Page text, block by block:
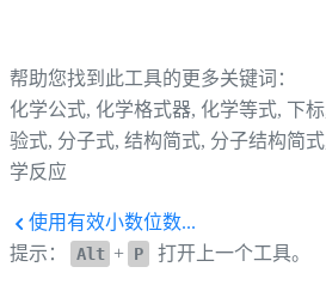
帮助您找到此工具的更多关键词：
化学公式, 化学格式器, 化学等式, 下
验式, 分子式, 结构简式, 分子结构简式
学反应
使用有效小数位数...
提示：
Alt + P 打开上一个工具。